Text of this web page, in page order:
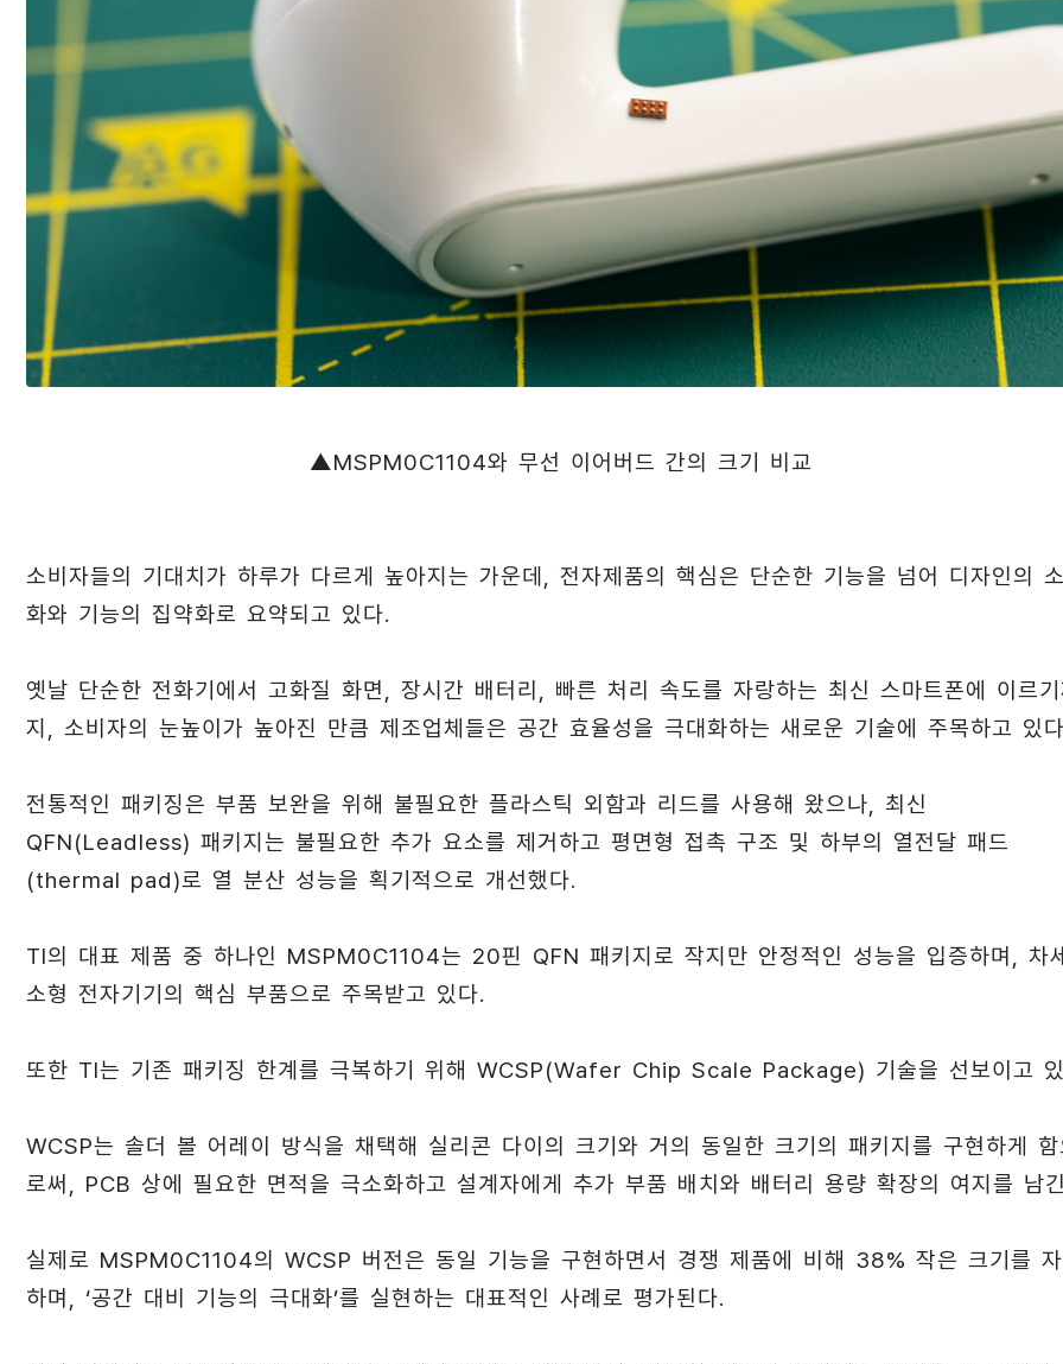
▲MSPM0C1104와 무선 이어버드 간의 크기 비교
소비자들의 기대치가 하루가 다르게 높아지는 가운데, 전자제품의 핵심은 단순한 기능을 넘어 디자인의
화와 기능의 집약화로 요약되고 있다.
옛날 단순한 전화기에서 고화질 화면, 장시간 배터리, 빠른 처리 속도를 자랑하는 최신 스마트폰에 이르기
지, 소비자의 눈높이가 높아진 만큼 제조업체들은 공간 효율성을 극대화하는 새로운 기술에 주목하고 있
전통적인 패키징은 부품 보완을 위해 불필요한 플라스틱 외함과 리드를 사용해 왔으나, 최신
QFN(Leadless) 패키지는 불필요한 추가 요소를 제거하고 평면형 접촉 구조 및 하부의 열전달 패드
(thermal pad)로 열 분산 성능을 획기적으로 개선했다.
TI의 대표 제품 중 하나인 MSPM0C1104는 20핀 QFN 패키지로 작지만 안정적인 성능을 입증하며, 차
소형 전자기기의 핵심 부품으로 주목받고 있다.
또한 TI는 기존 패키징 한계를 극복하기 위해 WCSP(Wafer Chip Scale Package) 기술을 선보이고
WCSP는 솔더 볼 어레이 방식을 채택해 실리콘 다이의 크기와 거의 동일한 크기의 패키지를 구현하게 함
로써, PCB 상에 필요한 면적을 극소화하고 설계자에게 추가 부품 배치와 배터리 용량 확장의 여지를 남
실제로 MSPM0C1104의 WCSP 버전은 동일 기능을 구현하면서 경쟁 제품에 비해 38% 작은 크기를
하며, ‘공간 대비 기능의 극대화’를 실현하는 대표적인 사례로 평가된다.